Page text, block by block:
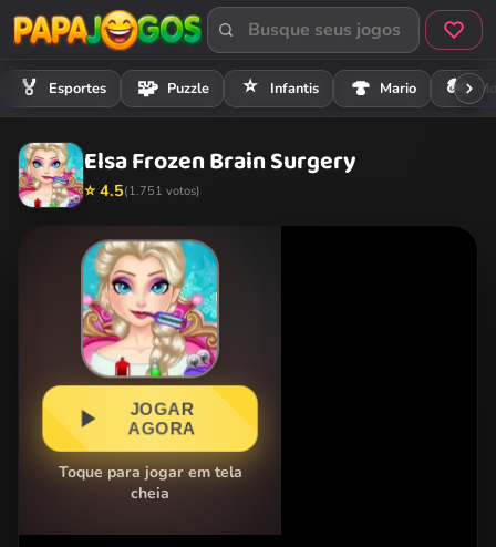
🏅 Esportes 🧩 Puzzle ⭐ Infantis 🍄 Mario 🏍️
Elsa Frozen Brain Surgery
⭐ 4.5(1.751 votos)
JOGAR
AGORA
Toque para jogar em tela
cheia